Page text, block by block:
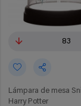
83
Lámpara de mesa
Harry Potter